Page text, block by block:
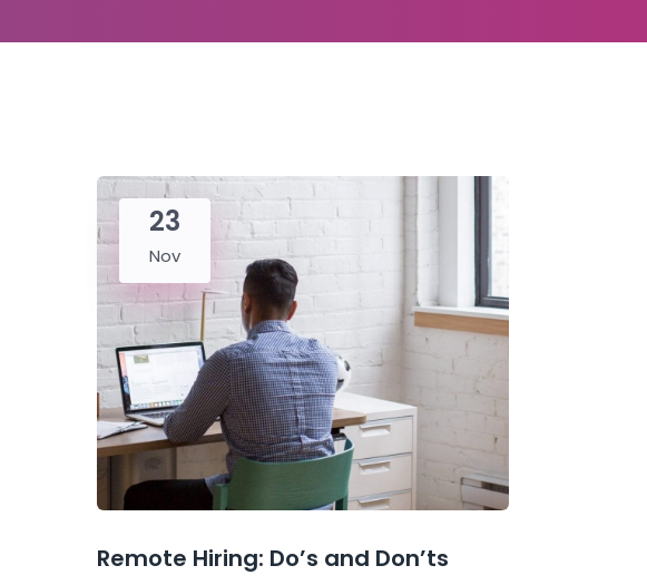
23
Nov
Remote Hiring: Do’s and Don’ts